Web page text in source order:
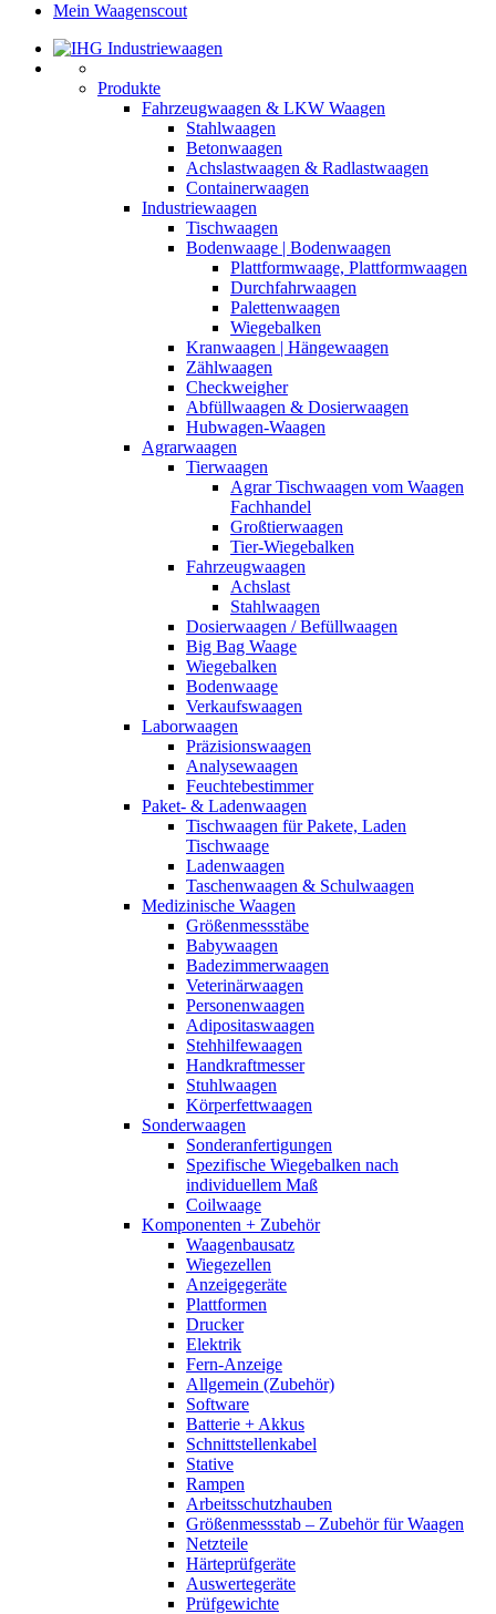
Mein Waagenscout
Produkte
Fahrzeugwaagen & LKW Waagen
Stahlwaagen
Betonwaagen
Achslastwaagen & Radlastwaagen
Containerwaagen
Industriewaagen
Tischwaagen
Bodenwaage | Bodenwaagen
Plattformwaage, Plattformwaagen
Durchfahrwaagen
Palettenwaagen
Wiegebalken
Kranwaagen | Hängewaagen
Zählwaagen
Checkweigher
Abfüllwaagen & Dosierwaagen
Hubwagen-Waagen
Agrarwaagen
Tierwaagen
Agrar Tischwaagen vom Waagen
Fachhandel
Großtierwaagen
Tier-Wiegebalken
Fahrzeugwaagen
Achslast
Stahlwaagen
Dosierwaagen / Befüllwaagen
Big Bag Waage
Wiegebalken
Bodenwaage
Verkaufswaagen
Laborwaagen
Präzisionswaagen
Analysewaagen
Feuchtebestimmer
Paket- & Ladenwaagen
Tischwaagen für Pakete, Laden
Tischwaage
Ladenwaagen
Taschenwaagen & Schulwaagen
Medizinische Waagen
Größenmessstäbe
Babywaagen
Badezimmerwaagen
Veterinärwaagen
Personenwaagen
Adipositaswaagen
Stehhilfewaagen
Handkraftmesser
Stuhlwaagen
Körperfettwaagen
Sonderwaagen
Sonderanfertigungen
Spezifische Wiegebalken nach
individuellem Maß
Coilwaage
Komponenten + Zubehör
Waagenbausatz
Wiegezellen
Anzeigegeräte
Plattformen
Drucker
Elektrik
Fern-Anzeige
Allgemein (Zubehör)
Software
Batterie + Akkus
Schnittstellenkabel
Stative
Rampen
Arbeitsschutzhauben
Größenmessstab – Zubehör für Waagen
Netzteile
Härteprüfgeräte
Auswertegeräte
Prüfgewichte